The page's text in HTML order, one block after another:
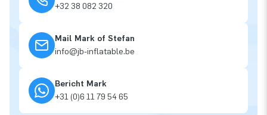
+32 38 082 320
Mail Mark of Stefan
info@jb-inflatable.be
Bericht Mark
+31 (0)6 11 79 54 65